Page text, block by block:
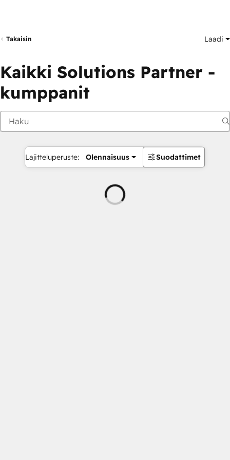
Takaisin Laadi
Kaikki Solutions Partner -
kumppanit
Lajitteluperuste: Olennaisuus Suodattimet
Ladataan